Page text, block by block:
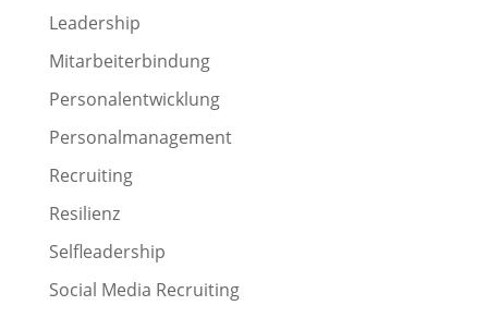
Leadership
Mitarbeiterbindung
Personalentwicklung
Personalmanagement
Recruiting
Resilienz
Selfleadership
Social Media Recruiting